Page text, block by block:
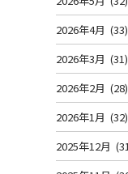
2026年4月 (33)
2026年3月 (31)
2026年2月 (28)
2026年1月 (32)
2025年12月